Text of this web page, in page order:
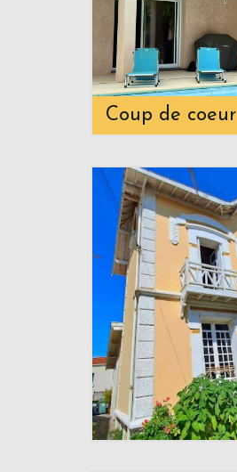
Coup de coeur